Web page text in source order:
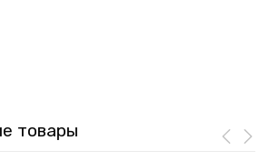
товары